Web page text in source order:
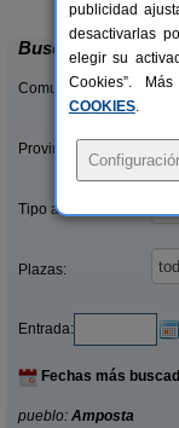
Buscar
Comunidades:
Provincias/Islas:
Tipo alquiler:
Plazas:
Entrada:
Fechas más
pueblo: Amposta
publicidad
desactivarlas
elegir su
Cookies”.
COOKIES.